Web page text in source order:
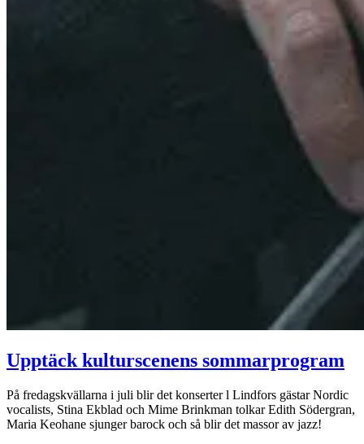
Upptäck kulturscenens sommarprogram
På fredagskvällarna i juli blir det konserter l Lindfors gästar Nordic
vocalists, Stina Ekblad och Mime Brinkman tolkar Edith Södergran,
Maria Keohane sjunger barock och så blir det massor av jazz!